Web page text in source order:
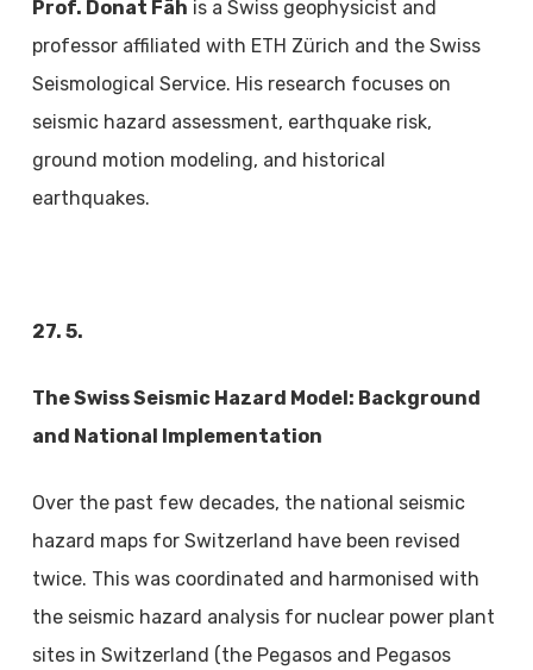
Prof. Donat Fäh is a Swiss geophysicist and
professor affiliated with ETH Zürich and the Swiss
Seismological Service. His research focuses on
seismic hazard assessment, earthquake risk,
ground motion modeling, and historical
earthquakes.
27. 5.
The Swiss Seismic Hazard Model: Background
and National Implementation
Over the past few decades, the national seismic
hazard maps for Switzerland have been revised
twice. This was coordinated and harmonised with
the seismic hazard analysis for nuclear power plant
sites in Switzerland (the Pegasos and Pegasos